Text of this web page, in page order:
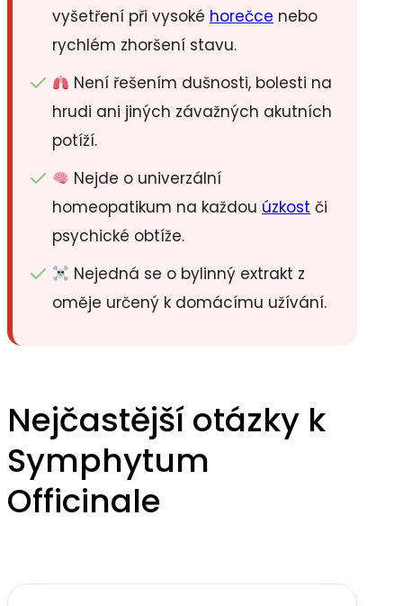
vyšetření při vysoké horečce nebo
rychlém zhoršení stavu.
Není řešením dušnosti, bolesti na
hrudi ani jiných závažných akutních
potíží.
Nejde o univerzální
homeopatikum na každou úzkost či
psychické obtíže.
Nejedná se o bylinný extrakt z
oměje určený k domácímu užívání.
Nejčastější otázky k
Symphytum
Officinale